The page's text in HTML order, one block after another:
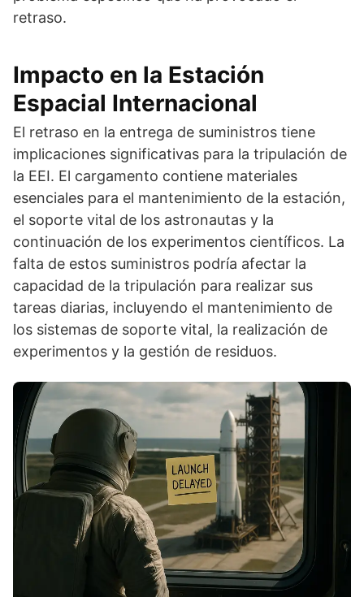
retraso.
Impacto en la Estación
Espacial Internacional
El retraso en la entrega de suministros tiene
implicaciones significativas para la tripulación de
la EEI. El cargamento contiene materiales
esenciales para el mantenimiento de la estación,
el soporte vital de los astronautas y la
continuación de los experimentos científicos. La
falta de estos suministros podría afectar la
capacidad de la tripulación para realizar sus
tareas diarias, incluyendo el mantenimiento de
los sistemas de soporte vital, la realización de
experimentos y la gestión de residuos.